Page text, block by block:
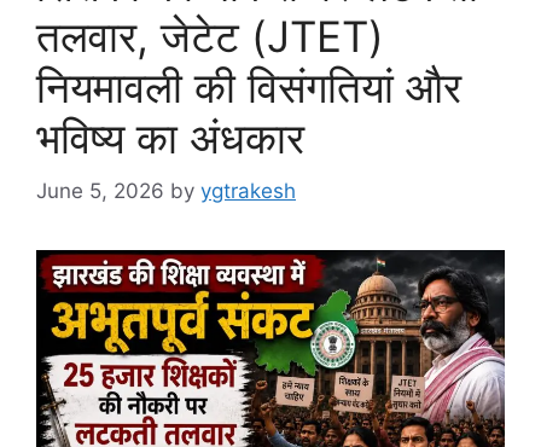
तलवार, जेटेट (JTET)
नियमावली की विसंगतियां और
भविष्य का अंधकार
June 5, 2026 by ygtrakesh